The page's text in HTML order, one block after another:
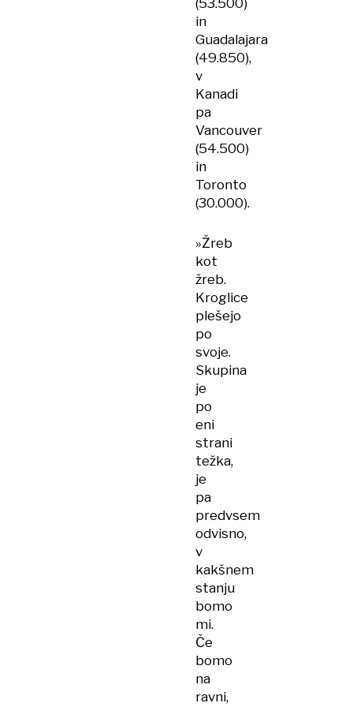
(53.500)
in
Guadalajara
(49.850),
v
Kanadi
pa
Vancouver
(54.500)
in
Toronto
(30.000).
»Žreb
kot
žreb.
Kroglice
plešejo
po
svoje.
Skupina
je
po
eni
strani
težka,
je
pa
predvsem
odvisno,
v
kakšnem
stanju
bomo
mi.
Če
bomo
na
ravni,